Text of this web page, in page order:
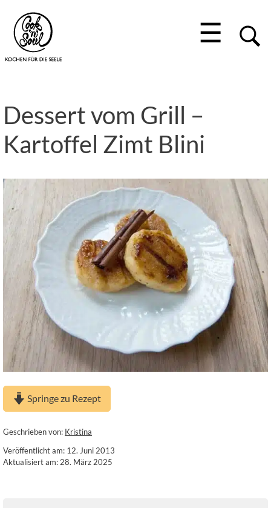
☰
Dessert vom Grill –
Kartoffel Zimt Blini
Springe zu Rezept
Geschrieben von: Kristina
Veröffentlicht am: 12. Juni 2013
Aktualisiert am: 28. März 2025